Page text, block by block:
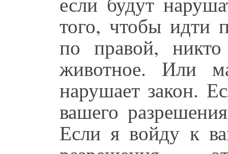
того, чтобы идти
по правой,
животное. Или
нарушает закон.
вашего
Если я войду к